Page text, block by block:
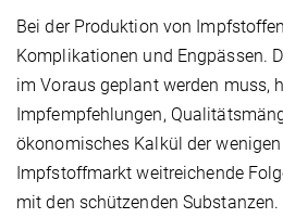
Bei der Produktion von
Komplikationen und Engpässen.
im Voraus geplant werden muss,
Impfempfehlungen,
ökonomisches Kalkül der
Impfstoffmarkt weitreichende
mit den schützenden Substanzen.